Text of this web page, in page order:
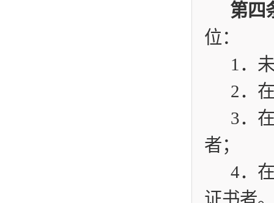
第
位：
1 ．
2．
3．
者；
4．
证书者